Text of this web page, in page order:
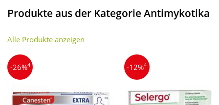
Produkte aus der Kategorie Antimykotika
Alle Produkte anzeigen
-26%4 -12%4